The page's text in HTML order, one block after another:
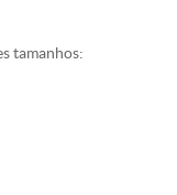
tamanhos: